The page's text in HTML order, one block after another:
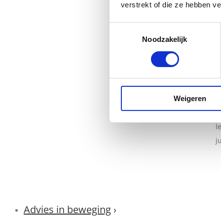
verstrekt of die ze hebben
Noodzakelijk
Weigeren
Advies in beweging ›